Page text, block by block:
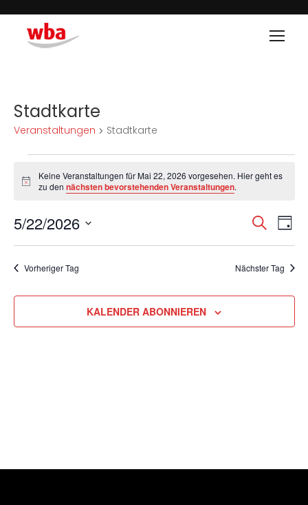
Stadtkarte
Veranstaltungen Stadtkarte
Hinweis
Keine Veranstaltungen für Mai 22, 2026 vorgesehen. Hier geht es
zu den nächsten bevorstehenden Veranstaltungen.
Suche
SUCHETAG
5/22/2026
Datum
wählen.
Vorheriger Tag Nächster Tag
KALENDER ABONNIEREN